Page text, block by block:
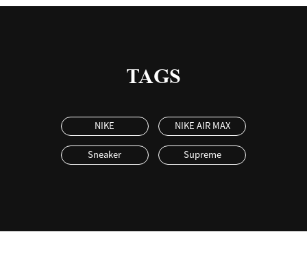
TAGS
NIKE NIKE AIR MAX
Sneaker Supreme